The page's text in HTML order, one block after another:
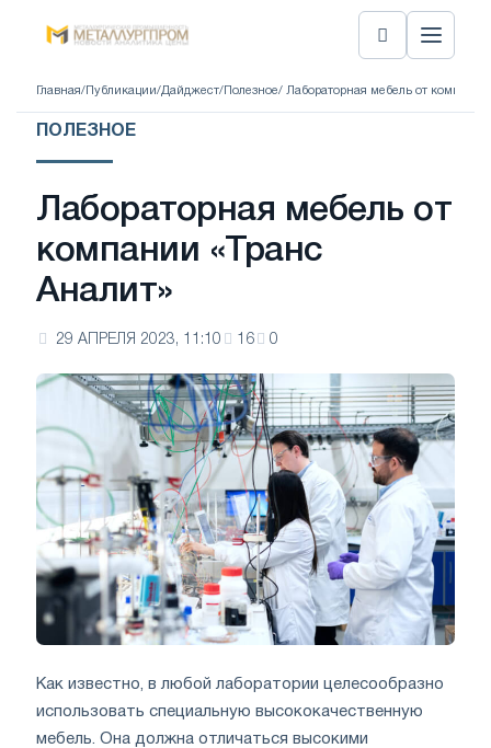
Главная/ Публикации/Дайджест/ Полезное/ Лабораторная мебель от
ПОЛЕЗНОЕ
Лабораторная мебель от
компании «Транс
Аналит»
29 АПРЕЛЯ 2023, 11:10 16 0
Как известно, в любой лаборатории целесообразно
использовать специальную высококачественную
мебель. Она должна отличаться высокими